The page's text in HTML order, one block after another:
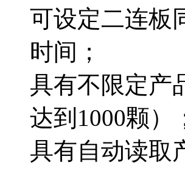
可设定二连板
时间；
具有不限定产
达到1000颗）
具有自动读取